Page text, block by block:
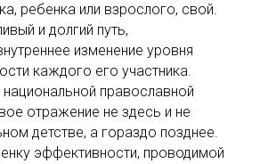
ребенка или взрослого, свой.
и долгий путь,
изменение уровня
каждого его участника.
православной
отражение не здесь и не
детстве, а гораздо позднее.
эффективности, проводимой